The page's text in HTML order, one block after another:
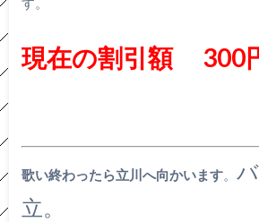
現在の割引額 300
歌い終わったら立川へ向かいます。
立。